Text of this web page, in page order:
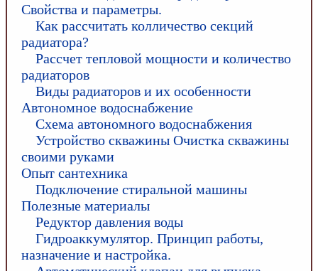
Свойства и параметры.
Как рассчитать колличество секций
радиатора?
Рассчет тепловой мощности и количество
радиаторов
Виды радиаторов и их особенности
Автономное водоснабжение
Схема автономного водоснабжения
Устройство скважины Очистка скважины
своими руками
Опыт сантехника
Подключение стиральной машины
Полезные материалы
Редуктор давления воды
Гидроаккумулятор. Принцип работы,
назначение и настройка.